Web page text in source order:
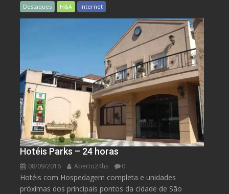
Destaques H&A Internet
Hotéis Parks – 24 horas
08/09/2016 Aberto24hs 0
Hotéis com Hospedagem completa e unidades
próximas dos principais pontos da cidade de São